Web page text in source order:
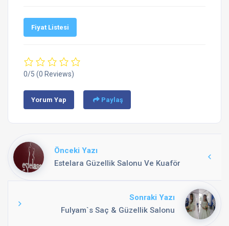
Fiyat Listesi
0/5 (0 Reviews)
Yorum Yap Paylaş
Önceki Yazı
Estelara Güzellik Salonu Ve Kuaför
Sonraki Yazı
Fulyam`s Saç & Güzellik Salonu